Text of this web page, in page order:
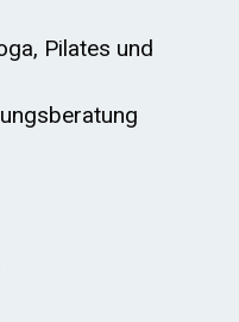
Pilates und